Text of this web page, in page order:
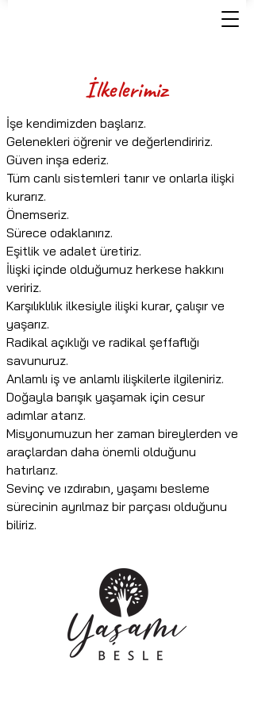
İlkelerimiz
İşe kendimizden başlarız.
Gelenekleri öğrenir ve değerlendiririz.
Güven inşa ederiz.
Tüm canlı sistemleri tanır ve onlarla ilişki
kurarız.
Önemseriz.
Sürece odaklanırız.
Eşitlik ve adalet üretiriz.
İlişki içinde olduğumuz herkese hakkını
veririz.
Karşılıklılık ilkesiyle ilişki kurar, çalışır ve
yaşarız.
Radikal açıklığı ve radikal şeffaflığı
savunuruz.
Anlamlı iş ve anlamlı ilişkilerle ilgileniriz.
Doğayla barışık yaşamak için cesur
adımlar atarız.
Misyonumuzun her zaman bireylerden ve
araçlardan daha önemli olduğunu
hatırlarız.
Sevinç ve ızdırabın, yaşamı besleme
sürecinin ayrılmaz bir parçası olduğunu
biliriz.